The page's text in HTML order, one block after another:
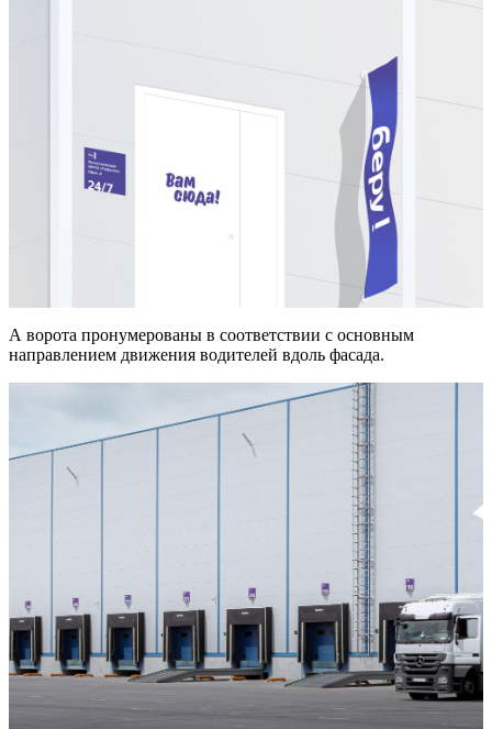
А ворота пронумерованы в соответствии с основным
направлением движения водителей вдоль фасада.